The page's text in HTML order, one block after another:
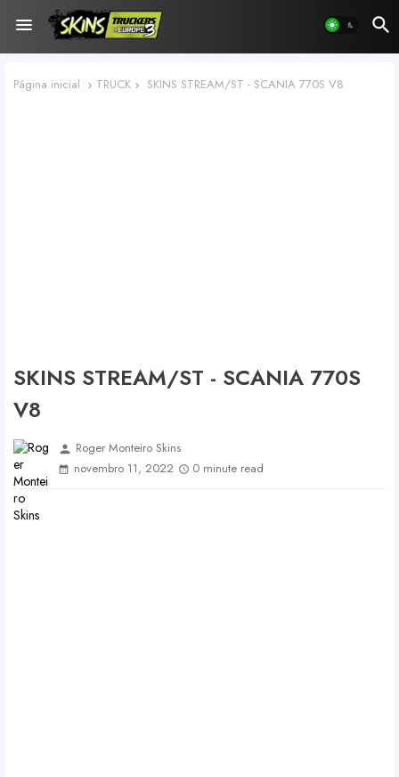
Página inicial TRUCK SKINS STREAM/ST - SCANIA 770S V8
SKINS STREAM/ST - SCANIA 770S
V8
person Roger Monteiro Skins
novembro 11, 2022
0 minute read